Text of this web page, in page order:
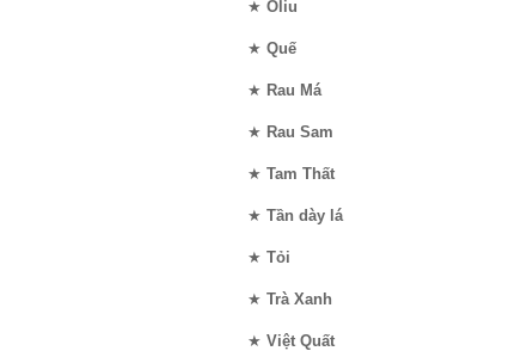
★ Ôliu
★ Quế
★ Rau Má
★ Rau Sam
★ Tam Thất
★ Tần dày lá
★ Tỏi
★ Trà Xanh
★ Việt Quất